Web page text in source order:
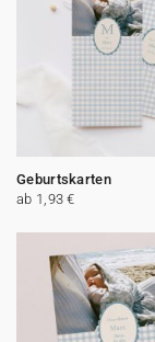
Geburtskarten
ab 1,93 €